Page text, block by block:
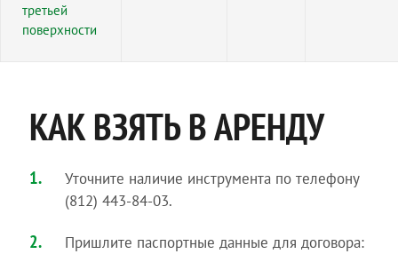
третьей
поверхности
КАК ВЗЯТЬ В АРЕНДУ
Уточните наличие инструмента по телефону
(812) 443-84-03.
Пришлите паспортные данные для договора: